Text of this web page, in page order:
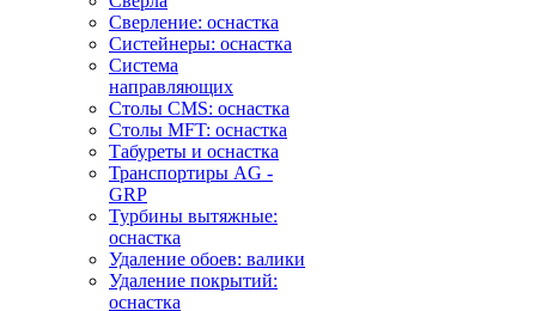
Сверление: оснастка
Систейнеры: оснастка
Система
направляющих
Столы CMS: оснастка
Столы MFT: оснастка
Табуреты и оснастка
Транспортиры AG -
GRP
Турбины вытяжные:
оснастка
Удаление обоев: валики
Удаление покрытий:
оснастка